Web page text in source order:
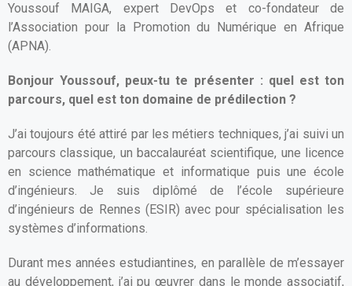
Youssouf MAIGA, expert DevOps et co-fondateur de
l’Association pour la Promotion du Numérique en Afrique
(APNA).
Bonjour Youssouf, peux-tu te présenter : quel est ton
parcours, quel est ton domaine de prédilection ?
J’ai toujours été attiré par les métiers techniques, j’ai suivi un
parcours classique, un baccalauréat scientifique, une licence
en science mathématique et informatique puis une école
d’ingénieurs. Je suis diplômé de l’école supérieure
d’ingénieurs de Rennes (ESIR) avec pour spécialisation les
systèmes d’informations.
Durant mes années estudiantines, en parallèle de m’essayer
au développement, j’ai pu œuvrer dans le monde associatif,